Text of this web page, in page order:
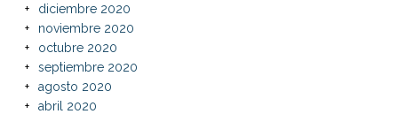
diciembre 2020
noviembre 2020
octubre 2020
septiembre 2020
agosto 2020
abril 2020